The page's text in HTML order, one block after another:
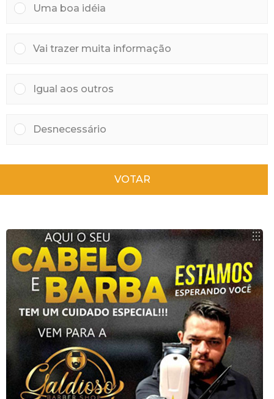
Uma boa idéia
Vai trazer muita informação
Igual aos outros
Desnecessário
VOTAR